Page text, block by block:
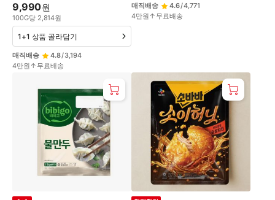
9,990원
100G당 2,814원
매직배송 4.8/3,194
4만원↑무료배송
1+1 상품 골라담기
매직배송
4.6/4,771
4만원↑무료배송